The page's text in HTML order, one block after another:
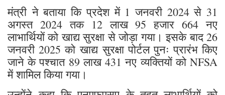
मंत्री ने बताया कि प्रदेश में 1 जनवरी 2024 से 31
अगस्त 2024 तक 12 लाख 95 हजार 664 नए
लाभार्थियों को खाद्य सुरक्षा से जोड़ा गया। इसके बाद 26
जनवरी 2025 को खाद्य सुरक्षा पोर्टल पुनः प्रारंभ किए
जाने के पश्चात 89 लाख 431 नए व्यक्तियों को NFSA
में शामिल किया गया।